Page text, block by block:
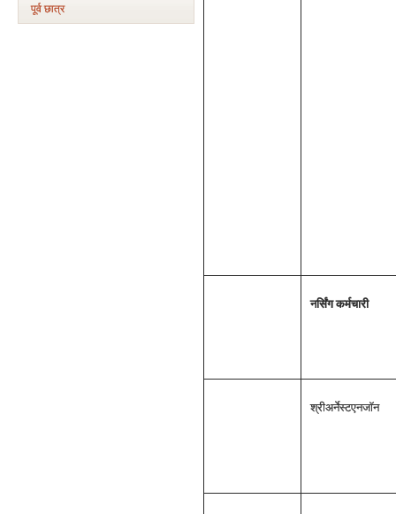
पूर्व छात्र
नर्सिंग कर्मचारी
श्रीअर्नेस्टएनजॉन